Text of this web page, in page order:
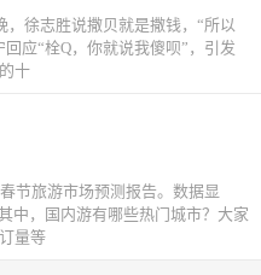
，徐志胜说撒贝就是撒钱，“所以
应“栓Q，你就说我傻呗”，引发
十
节旅游市场预测报告。数据显
中，国内游有哪些热门城市？大家
量等